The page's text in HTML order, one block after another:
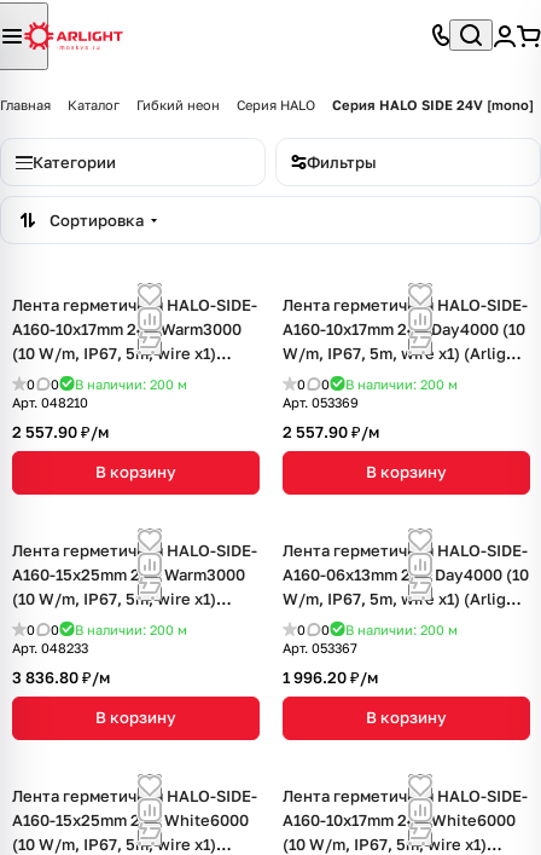
Главная Каталог Гибкий неон Серия HALO Серия HALO SIDE 24V [mono]
Категории Фильтры
Сортировка
Лента герметичная HALO-SIDE-
A160-10x17mm 24V Warm3000
(10 W/m, IP67, 5m, wire x1)
(Arlight, Силикон, 3 года)
0 0 В наличии: 200 м
Арт. 048210
2 557.90 ₽/м
В корзину
Лента герметичная HALO-SIDE-
A160-10x17mm 24V Day4000 (10
W/m, IP67, 5m, wire x1) (Arlight,
Силикон, 3 года)
0 0 В наличии: 200 м
Арт. 053369
2 557.90 ₽/м
В корзину
Лента герметичная HALO-SIDE-
A160-15x25mm 24V Warm3000
(10 W/m, IP67, 5m, wire x1)
(Arlight, Силикон, 3 года)
0 0 В наличии: 200 м
Арт. 048233
3 836.80 ₽/м
В корзину
Лента герметичная HALO-SIDE-
A160-06x13mm 24V Day4000 (10
W/m, IP67, 5m, wire x1) (Arlight,
Силикон, 3 года)
0 0 В наличии: 200 м
Арт. 053367
1 996.20 ₽/м
В корзину
Лента герметичная HALO-SIDE-
A160-15x25mm 24V White6000
(10 W/m, IP67, 5m, wire x1)
Лента герметичная HALO-SIDE-
A160-10x17mm 24V White6000
(10 W/m, IP67, 5m, wire x1)